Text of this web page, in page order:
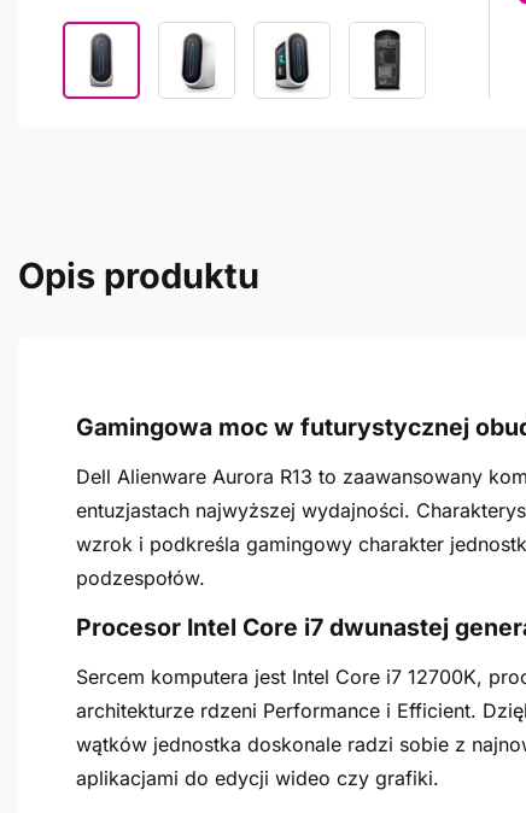
Opis produktu
Gamingowa moc w futurystycznej
Dell Alienware Aurora R13 to zaawansowany
entuzjastach najwyższej wydajności.
wzrok i podkreśla gamingowy charakter
podzespołów.
Procesor Intel Core i7 dwunastej
Sercem komputera jest Intel Core i7 12700K,
architekturze rdzeni Performance i Efficient.
wątków jednostka doskonale radzi sobie z
aplikacjami do edycji wideo czy grafiki.